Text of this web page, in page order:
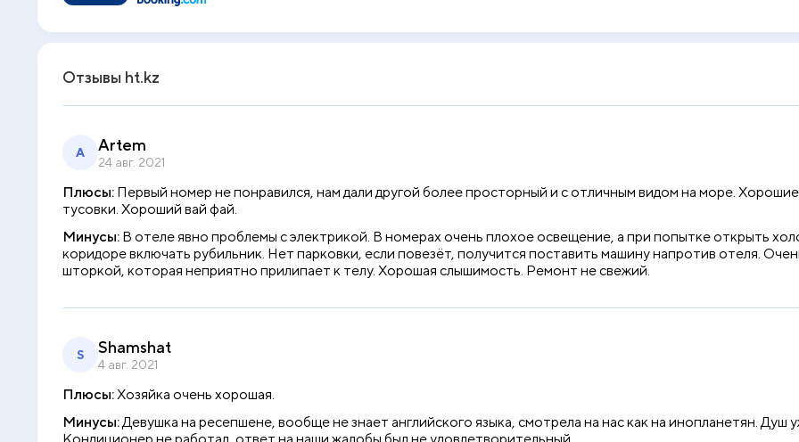
Отзывы ht.kz
A Artem
24 авг. 2021
Плюсы: Первый номер не понравился, нам дали другой более просторный и с отличным видом на море.
тусовки. Хороший вай фай.
Минусы: В отеле явно проблемы с электрикой. В номерах очень плохое освещение, а при попытке открыть
коридоре включать рубильник. Нет парковки, если повезёт, получится поставить машину напротив отеля.
шторкой, которая неприятно прилипает к телу. Хорошая слышимость. Ремонт не свежий.
S Shamshat
4 авг. 2021
Плюсы:Хозяйка очень хорошая.
Минусы:Девушка на ресепшене, вообще не знает английского языка, смотрела на нас как на инопланетян. Душ